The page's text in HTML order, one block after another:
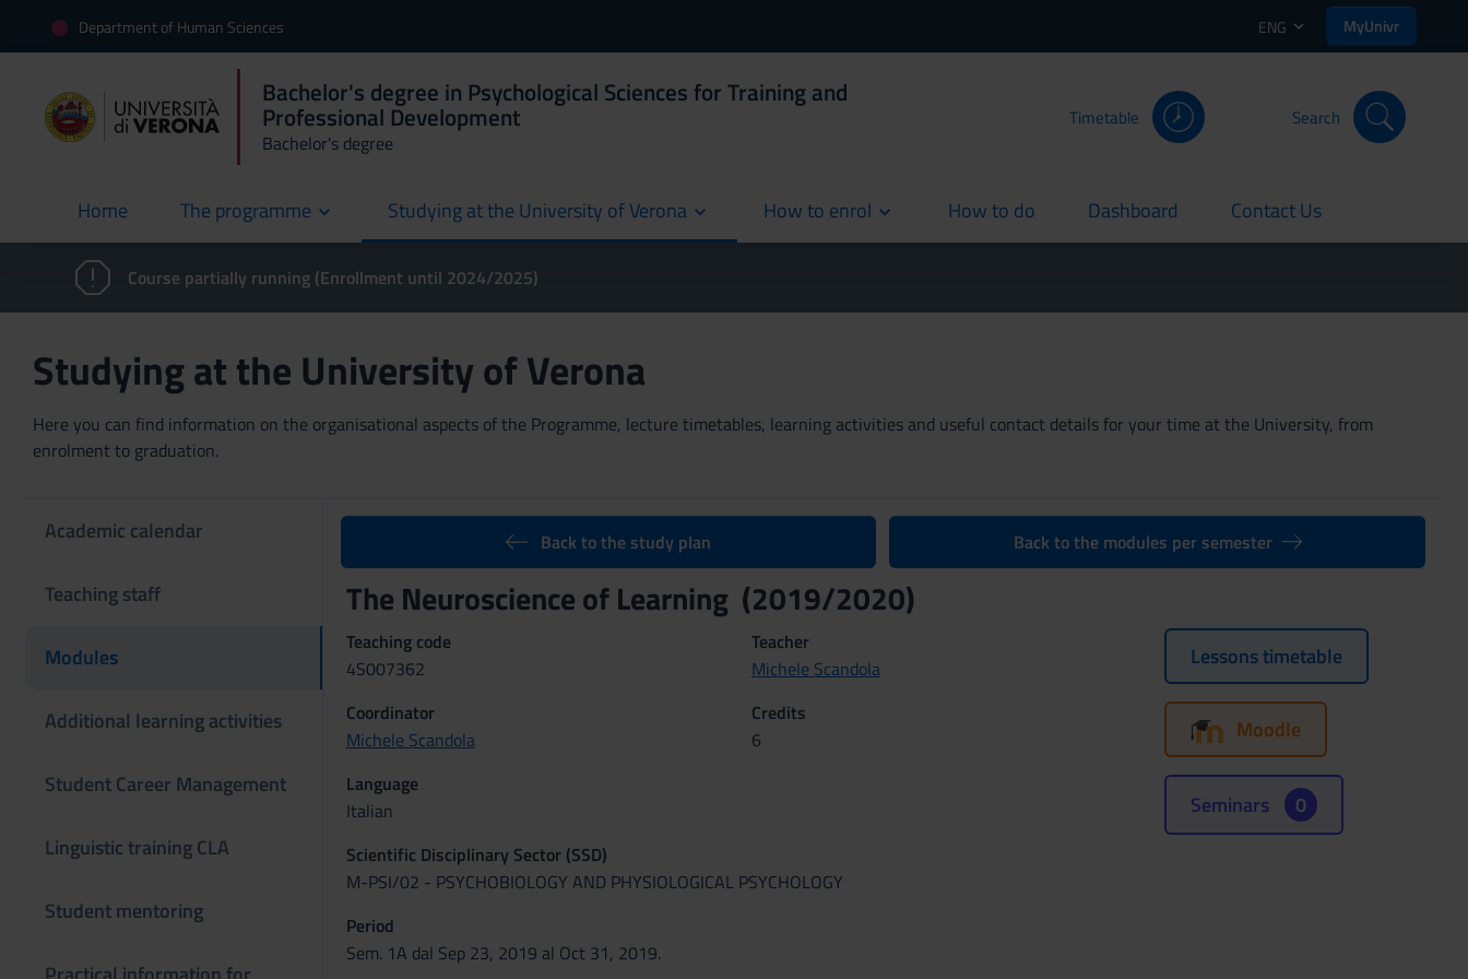
Department of Human Sciences ENG MyUnivr
Bachelor's degree in Psychological Sciences for Training and
Professional Development
Bachelor's degree
Timetable Search
Home
current The programme Studying at the University of Verona How to enrol How to do
current Dashboard
current Contact Us
current
Course partially running (Enrollment until 2024/2025)
Studying at the University of Verona
Here you can find information on the organisational aspects of the Programme, lecture timetables, learning activities and useful contact details for your time at the University, from
enrolment to graduation.
Academic calendar
Teaching staff
Modules
Additional learning activities
Student Career Management
Linguistic training CLA
Student mentoring
Back to the study plan Back to the modules per semester
The Neuroscience of Learning (2019/2020)
Teaching code
4S007362
Teacher
Michele Scandola
Coordinator
Michele Scandola
Credits
6
Language
Italian
Scientific Disciplinary Sector (SSD)
M-PSI/02 - PSYCHOBIOLOGY AND PHYSIOLOGICAL PSYCHOLOGY
Period
Sem. 1A dal Sep 23, 2019 al Oct 31, 2019.
Lessons timetable
Moodle
Seminars 0